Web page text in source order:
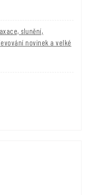
slunění,
novinek a velké